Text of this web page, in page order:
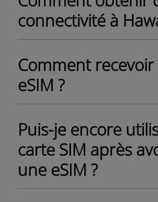
connectivité à
Comment
eSIM ?
Puis-je encore
carte SIM après
une eSIM ?